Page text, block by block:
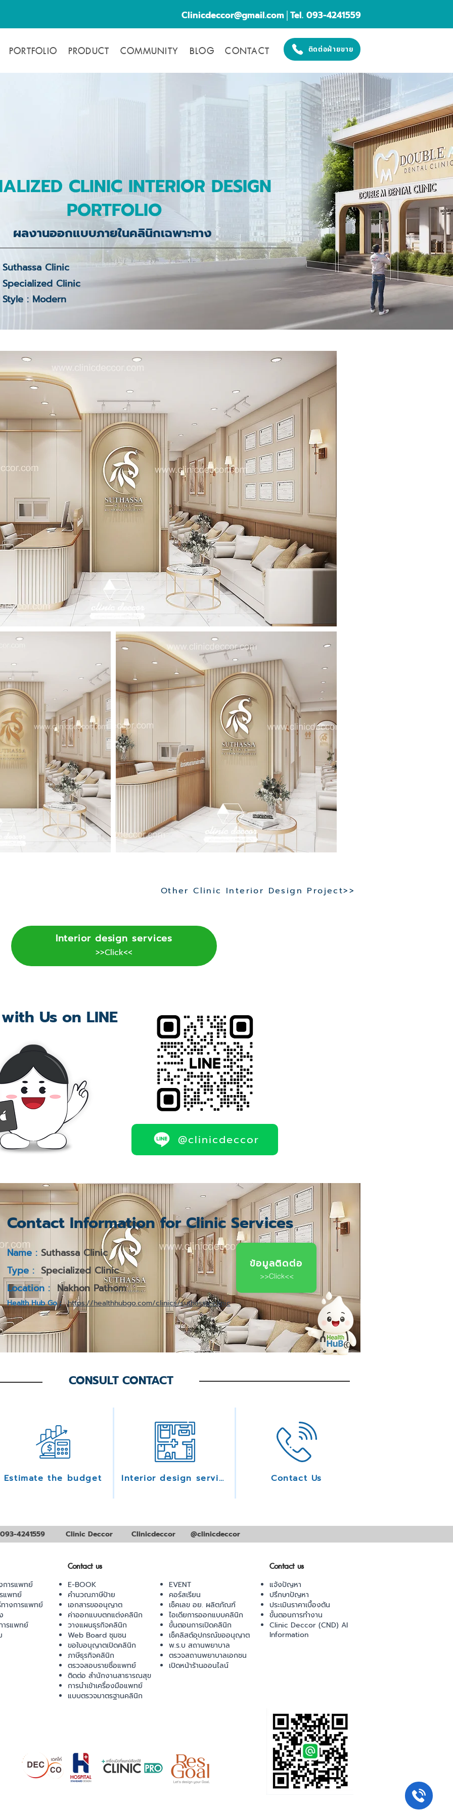
Clinicdeccor@gmail.com│Tel. 093-4241559
PORTFOLIO PRODUCT COMMUNITY BLOG CONTACT ติดต่อฝ่ายขาย
CLINIC INTERIOR DESIGN
PORTFOLIO
ผลงานออกแบบภายในคลินิกเฉพาะทาง
Suthassa Clinic
Specialized Clinic
Style : Modern
Other Clinic Interior Design Project>>
Interior design services
>>Click<<
@clinicdeccor
Us on LINE
Contact Information for Clinic Services
Name : Suthassa Clinic
Type : Specialized Clinic
Location : Nakhon Pathom
ข้อมูลติดต่อ
>>Click<<
Health Hub Go : https://healthhubgo.com/clinics/suthassa-clinic
CONSULT CONTACT
Estimate the budget Interior design services Contact Us
093-4241559 Clinic Deccor Clinicdeccor @clinicdeccor
ารแพทย์
แพทย์
ทางการแพทย์
ารแพทย์
Contact us
E-BOOK
คำนวณภาษีป้าย
เอกสารขออนุญาต
ค่าออกแบบตกแต่งคลินิก
วางแผนธุรกิจคลินิก
Web Board ชุมชน
ขอใบอนุญาตเปิดคลินิก
ภาษีธุรกิจคลินิก
ตรวจสอบรายชื่อแพทย์
ติดต่อ สำนักงานสาธารณสุข
การนำเข้าเครื่องมือแพทย์
แบบตรวจมาตรฐานคลินิก
Contact us
EVENT
คอร์สเรียน
เช็คเลข อย. ผลิตภัณฑ์
ไอเดียการออกแบบคลินิก
ขั้นตอนการเปิดคลินิก
เช็คลิสต์อุปกรณ์ขออนุญาต
พ.ร.บ สถานพยาบาล
ตรวจสถานพยาบาลเอกชน
เปิดหน้าร้านออนไลน์
แจ้งปัญหา
ปรึกษาปัญหา
ประเมินราคาเบื้องต้น
ขั้นตอนการทำงาน
Clinic Deccor (CND) AI
Information